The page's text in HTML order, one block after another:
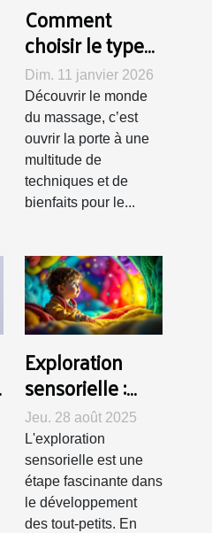
Comment
choisir le type
de massage
adapté à vos
besoins ?
Dim. 11 janvier 2026
Découvrir le monde
du massage, c’est
ouvrir la porte à une
multitude de
techniques et de
bienfaits pour le...
Exploration
sensorielle :
activités pour
stimuler les
cinq sens chez
les tout-petits
Jeu. 28 août 2025
L'exploration
sensorielle est une
étape fascinante dans
le développement
des tout-petits. En